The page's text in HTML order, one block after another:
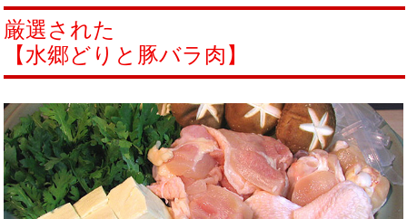
厳選された
【水郷どりと豚バラ肉】